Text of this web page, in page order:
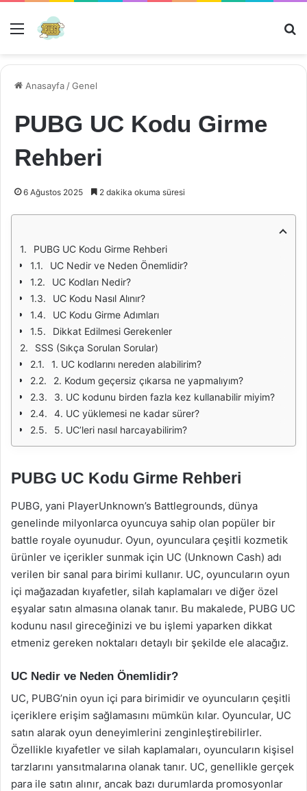
Menü
Anasayfa /Genel
PUBG UC Kodu Girme
Rehberi
6 Ağustos 2025 2 dakika okuma süresi
PUBG UC Kodu Girme Rehberi
UC Nedir ve Neden Önemlidir?
UC Kodları Nedir?
UC Kodu Nasıl Alınır?
UC Kodu Girme Adımları
Dikkat Edilmesi Gerekenler
SSS (Sıkça Sorulan Sorular)
1. UC kodlarını nereden alabilirim?
2. Kodum geçersiz çıkarsa ne yapmalıyım?
3. UC kodunu birden fazla kez kullanabilir miyim?
4. UC yüklemesi ne kadar sürer?
5. UC’leri nasıl harcayabilirim?
PUBG UC Kodu Girme Rehberi
PUBG, yani PlayerUnknown’s Battlegrounds, dünya
genelinde milyonlarca oyuncuya sahip olan popüler bir
battle royale oyunudur. Oyun, oyunculara çeşitli kozmetik
ürünler ve içerikler sunmak için UC (Unknown Cash) adı
verilen bir sanal para birimi kullanır. UC, oyuncuların oyun
içi mağazadan kıyafetler, silah kaplamaları ve diğer özel
eşyalar satın almasına olanak tanır. Bu makalede, PUBG UC
kodunu nasıl gireceğinizi ve bu işlemi yaparken dikkat
etmeniz gereken noktaları detaylı bir şekilde ele alacağız.
UC Nedir ve Neden Önemlidir?
UC, PUBG’nin oyun içi para birimidir ve oyuncuların çeşitli
içeriklere erişim sağlamasını mümkün kılar. Oyuncular, UC
satın alarak oyun deneyimlerini zenginleştirebilirler.
Özellikle kıyafetler ve silah kaplamaları, oyuncuların kişisel
tarzlarını yansıtmalarına olanak tanır. UC, genellikle gerçek
para ile satın alınır, ancak bazı durumlarda promosyonlar